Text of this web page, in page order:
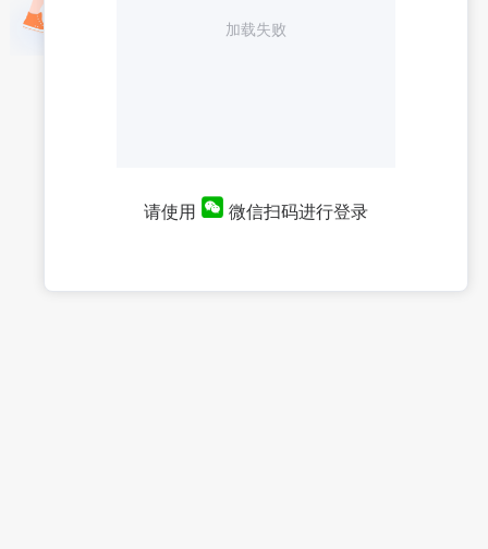
加载失败
请使用 微信扫码进行登录